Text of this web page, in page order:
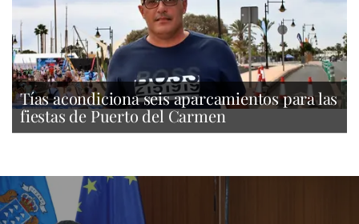
Tías acondiciona seis aparcamientos para las
fiestas de Puerto del Carmen